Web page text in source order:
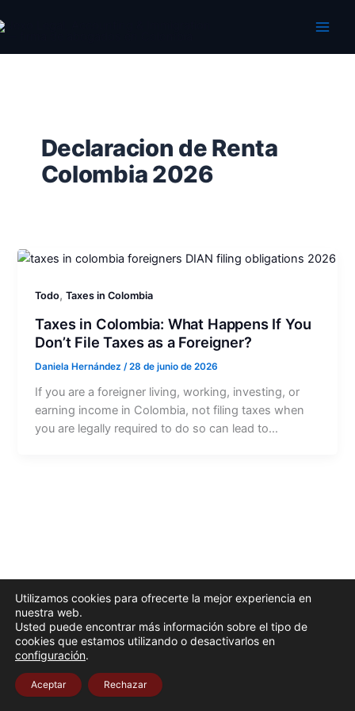
al
Declaracion de Renta
Colombia 2026
Todo,Taxes in Colombia
Taxes in Colombia: What Happens If You
Don’t File Taxes as a Foreigner?
Daniela Hernández /28 de junio de 2026
If you are a foreigner living, working, investing, or
earning income in Colombia, not filing taxes when
you are legally required to do so can lead to…
Utilizamos cookies para ofrecerte la mejor experiencia en
nuestra web.
Usted puede encontrar más información sobre el tipo de
cookies que estamos utilizando o desactivarlos en
configuración.
Aceptar Rechazar